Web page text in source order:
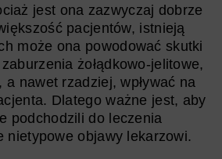
jest ona zazwyczaj dobrze
pacjentów, istnieją
może ona powodować skutki
żołądkowo-jelitowe,
nawet rzadziej, wpływać na
Dlatego ważne jest, aby
podchodzili do leczenia
nietypowe objawy lekarzowi.